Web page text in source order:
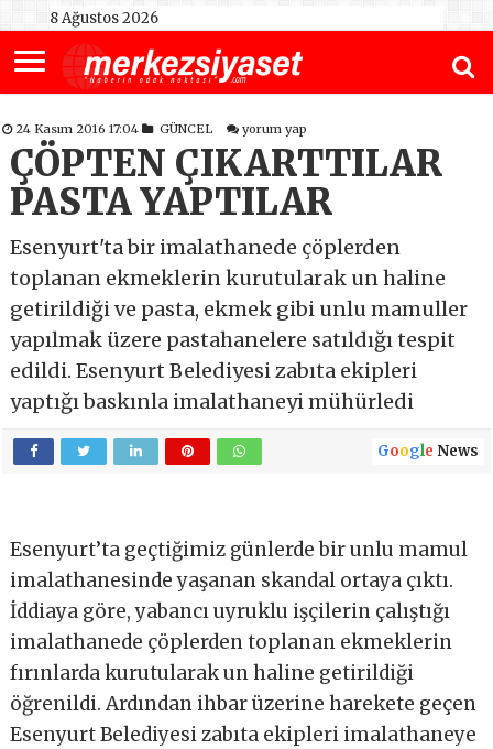
8 Ağustos 2026
24 Kasım 2016 17:04 GÜNCEL yorum yap
ÇÖPTEN ÇIKARTTILAR
PASTA YAPTILAR
Esenyurt'ta bir imalathanede çöplerden
toplanan ekmeklerin kurutularak un haline
getirildiği ve pasta, ekmek gibi unlu mamuller
yapılmak üzere pastahanelere satıldığı tespit
edildi. Esenyurt Belediyesi zabıta ekipleri
yaptığı baskınla imalathaneyi mühürledi
Google News
Esenyurt’ta geçtiğimiz günlerde bir unlu mamul
imalathanesinde yaşanan skandal ortaya çıktı.
İddiaya göre, yabancı uyruklu işçilerin çalıştığı
imalathanede çöplerden toplanan ekmeklerin
fırınlarda kurutularak un haline getirildiği
öğrenildi. Ardından ihbar üzerine harekete geçen
Esenyurt Belediyesi zabıta ekipleri imalathaneye